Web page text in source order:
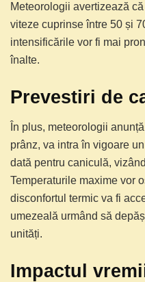
Meteorologii avertizează
viteze cuprinse între 50 și
intensificările vor fi mai
înalte.
Prevestiri de
În plus, meteorologii
prânz, va intra în vigoare
dată pentru caniculă,
Temperaturile maxime vor
disconfortul termic va fi
umezeală urmând să
unități.
Impactul